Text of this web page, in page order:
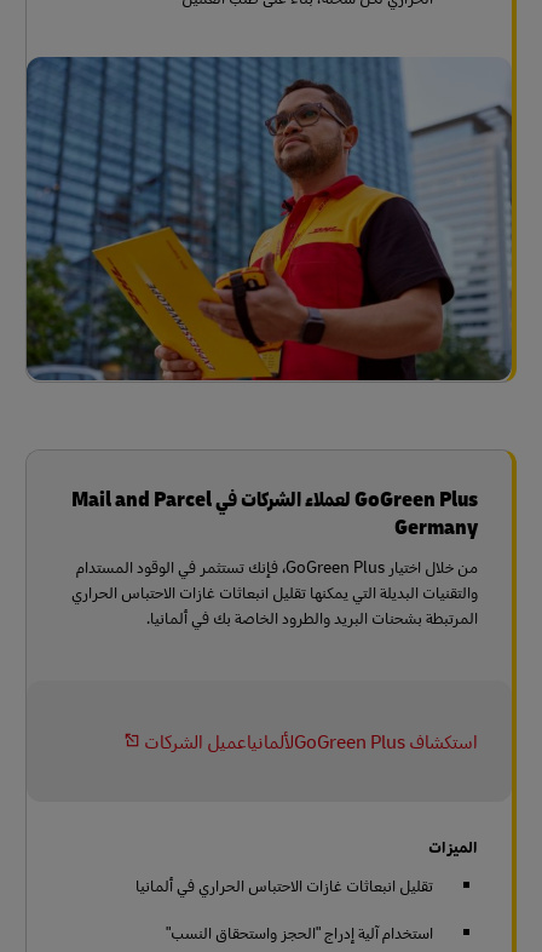
GoGreen Plus لعملاء الشركات في Mail and Parcel
Germany
من خلال اختيار GoGreen Plus، فإنك تستثمر في الوقود المستدام
والتقنيات البديلة التي يمكنها تقليل انبعاثات غازات الاحتباس الحراري
المرتبطة بشحنات البريد والطرود الخاصة بك في ألمانيا.
استكشاف GoGreen Plusلألمانياعميل الشركات
الميزات
تقليل انبعاثات غازات الاحتباس الحراري في ألمانيا
استخدام آلية إدراج "الحجز واستحقاق النسب"